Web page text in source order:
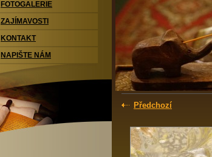
Předchozí
FOTOGALERIE
ZAJÍMAVOSTI
KONTAKT
NAPIŠTE NÁM